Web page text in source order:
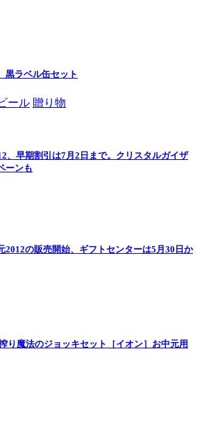
黒ラベル缶セット
ール 贈り物
、早期割引は7月2日まで。クリスタルガイザ
ーンも
2012の販売開始、ギフトセンターは5月30日か
り魔法のジョッキセット［イオン］お中元用